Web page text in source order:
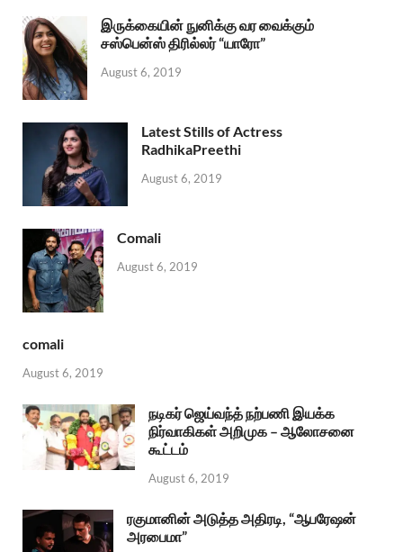
இருக்கையின் நுனிக்கு வர வைக்கும்
சஸ்பென்ஸ் திரில்லர் “யாரோ”
August 6, 2019
Latest Stills of Actress
RadhikaPreethi
August 6, 2019
Comali
August 6, 2019
comali
August 6, 2019
நடிகர் ஜெய்வந்த் நற்பணி இயக்க
நிர்வாகிகள் அறிமுக – ஆலோசனை
கூட்டம்
August 6, 2019
ரகுமானின் அடுத்த அதிரடி, “ஆபரேஷன்
அரபைமா”